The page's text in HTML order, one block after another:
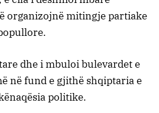
organizojnë mitingje partiake
dhe i mbuloi bulevardet e
në fund e gjithë shqiptaria e
politike.